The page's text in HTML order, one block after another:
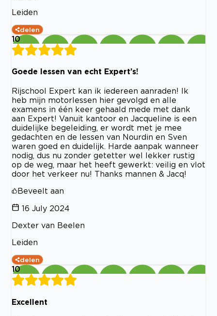
Leiden
delen
10
Goede lessen van echt Expert’s!
Rijschool Expert kan ik iedereen aanraden! Ik
heb mijn motorlessen hier gevolgd en alle
examens in één keer gehaald mede met dank
aan Expert! Vanuit kantoor en Jacqueline is een
duidelijke begeleiding, er wordt met je mee
gedachten en de lessen van Nourdin en Sven
waren goed en duidelijk. Harde aanpak wanneer
nodig, dus nu zonder getetter wel lekker rustig
op de weg, maar het heeft gewerkt: veilig en vlot
door het verkeer nu! Thanks mannen & Jacq!
Beveelt aan
16 July 2024
Dexter van Beelen
Leiden
delen
10
Excellent